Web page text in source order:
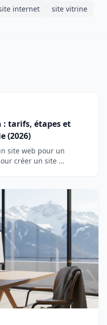
internet site vitrine
: tarifs, étapes et
(2026)
site web pour un
créer un site …